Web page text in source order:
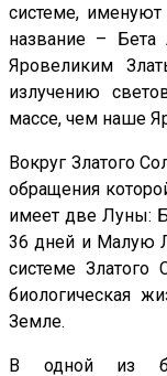
системе,
название –
Яровеликим
излучению
массе, чем наше
Вокруг Златого
обращения
имеет две Луны:
36 дней и Малую
системе Златого
биологическая
Земле.
В одной из